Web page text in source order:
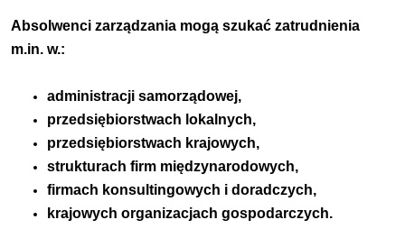
Absolwenci zarządzania mogą szukać zatrudnienia
m.in. w.:
administracji samorządowej,
przedsiębiorstwach lokalnych,
przedsiębiorstwach krajowych,
strukturach firm międzynarodowych,
firmach konsultingowych i doradczych,
krajowych organizacjach gospodarczych.